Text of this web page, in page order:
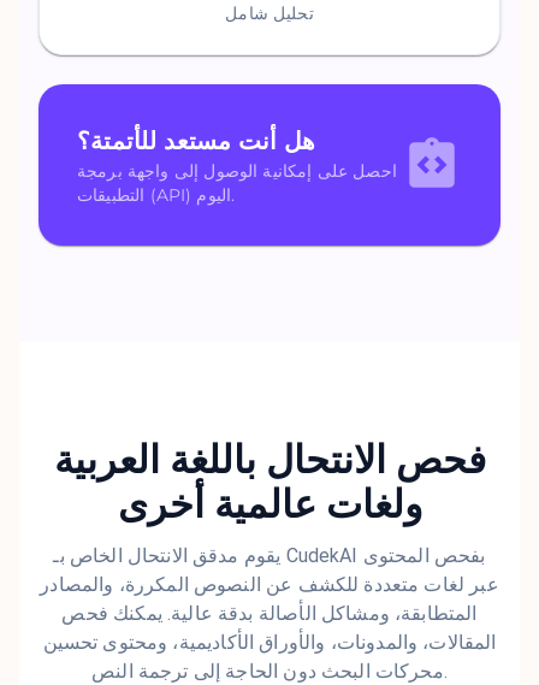
تحليل شامل
هل أنت مستعد للأتمتة؟
احصل على إمكانية الوصول إلى واجهة برمجة
التطبيقات (API) اليوم.
فحص الانتحال باللغة العربية
ولغات عالمية أخرى
يقوم مدقق الانتحال الخاص بـ CudekAI بفحص المحتوى
عبر لغات متعددة للكشف عن النصوص المكررة، والمصادر
المتطابقة، ومشاكل الأصالة بدقة عالية. يمكنك فحص
المقالات، والمدونات، والأوراق الأكاديمية، ومحتوى تحسين
محركات البحث دون الحاجة إلى ترجمة النص.